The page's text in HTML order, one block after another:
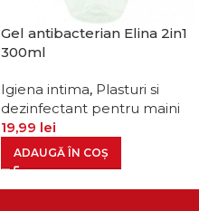
Gel antibacterian Elina 2in1
300ml
Igiena intima, Plasturi si
dezinfectant pentru maini
19,99 lei
ADAUGĂ ÎN COȘ